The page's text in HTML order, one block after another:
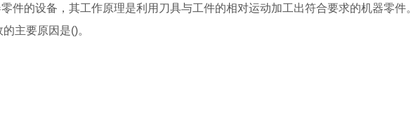
件的设备，其工作原理是利用刀具与工件的相对运动加工出符合要求的机器零件
主要原因是()。